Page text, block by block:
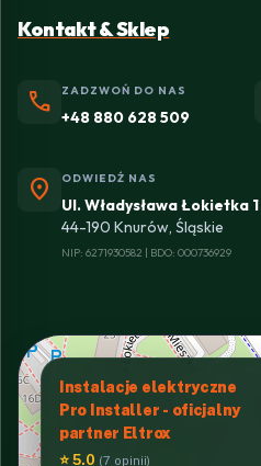
Kontakt & Sklep
phone ZADZWOŃ DO NAS
+48 880 628 509
location_on ODWIEDŹ NAS
Ul. Władysława Łokietka 1
44-190 Knurów, Śląskie
NIP: 6271930582 | BDO: 000736929
Instalacje elektryczne
Pro Installer - oficjalny
partner Eltrox
⭐ 5.0 (7 opinii)